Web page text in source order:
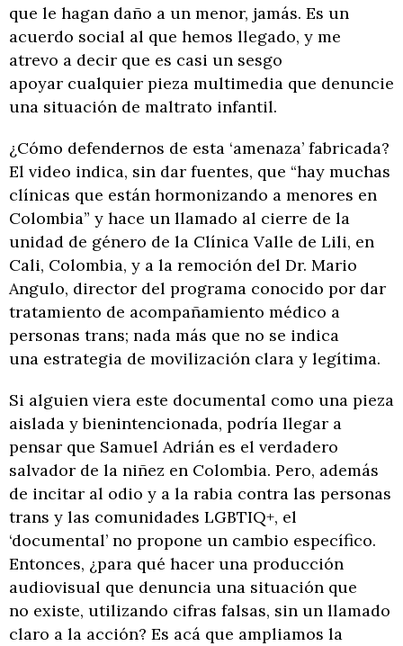
que le hagan daño a un menor, jamás. Es un
acuerdo social al que hemos llegado, y me
atrevo a decir que es casi un sesgo
apoyar cualquier pieza multimedia que denuncie
una situación de maltrato infantil.
¿Cómo defendernos de esta ‘amenaza’ fabricada?
El video indica, sin dar fuentes, que “hay muchas
clínicas que están hormonizando a menores en
Colombia” y hace un llamado al cierre de la
unidad de género de la Clínica Valle de Lili, en
Cali, Colombia, y a la remoción del Dr. Mario
Angulo, director del programa conocido por dar
tratamiento de acompañamiento médico a
personas trans; nada más que no se indica
una estrategia de movilización clara y legítima.
Si alguien viera este documental como una pieza
aislada y bienintencionada, podría llegar a
pensar que Samuel Adrián es el verdadero
salvador de la niñez en Colombia. Pero, además
de incitar al odio y a la rabia contra las personas
trans y las comunidades LGBTIQ+, el
‘documental’ no propone un cambio específico.
Entonces, ¿para qué hacer una producción
audiovisual que denuncia una situación que
no existe, utilizando cifras falsas, sin un llamado
claro a la acción? Es acá que ampliamos la